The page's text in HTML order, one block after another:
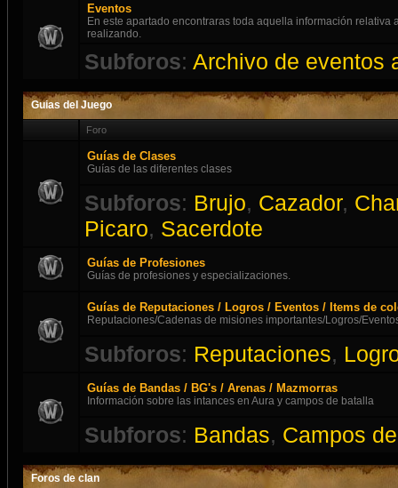
Eventos
En este apartado encontraras toda aquella información relativa
realizando.
Subforos: Archivo de eventos
Guias del Juego
Foro
Guías de Clases
Guías de las diferentes clases
Subforos: Brujo, Cazador,
Picaro, Sacerdote
Guías de Profesiones
Guías de profesiones y especializaciones.
Guías de Reputaciones / Logros / Eventos / Items de
Reputaciones/Cadenas de misiones importantes/Logros/
Subforos: Reputaciones,
Guías de Bandas / BG's / Arenas / Mazmorras
Información sobre las intances en Aura y campos de batalla
Subforos: Bandas, Campos
Foros de clan